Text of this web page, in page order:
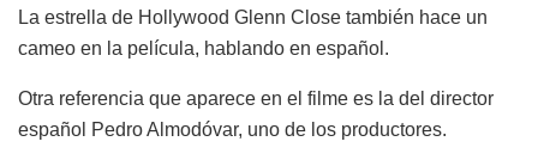
La estrella de Hollywood Glenn Close también hace un
cameo en la película, hablando en español.
Otra referencia que aparece en el filme es la del director
español Pedro Almodóvar, uno de los productores.